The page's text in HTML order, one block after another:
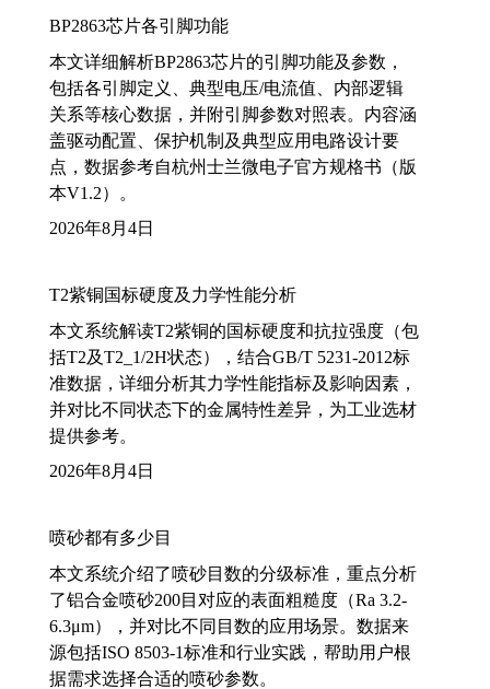
BP2863芯片各引脚功能
本文详细解析BP2863芯片的引脚功能及参数，
包括各引脚定义、典型电压/电流值、内部逻辑
关系等核心数据，并附引脚参数对照表。内容涵
盖驱动配置、保护机制及典型应用电路设计要
点，数据参考自杭州士兰微电子官方规格书（版
本V1.2）。
2026年8月4日
T2紫铜国标硬度及力学性能分析
本文系统解读T2紫铜的国标硬度和抗拉强度（包
括T2及T2_1/2H状态），结合GB/T 5231-2012标
准数据，详细分析其力学性能指标及影响因素，
并对比不同状态下的金属特性差异，为工业选材
提供参考。
2026年8月4日
喷砂都有多少目
本文系统介绍了喷砂目数的分级标准，重点分析
了铝合金喷砂200目对应的表面粗糙度（Ra 3.2-
6.3μm），并对比不同目数的应用场景。数据来
源包括ISO 8503-1标准和行业实践，帮助用户根
据需求选择合适的喷砂参数。